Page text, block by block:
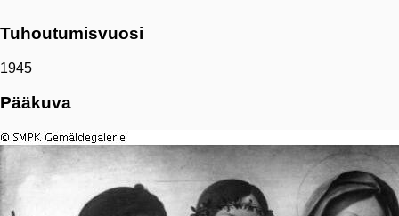
Tuhoutumisvuosi
1945
Pääkuva